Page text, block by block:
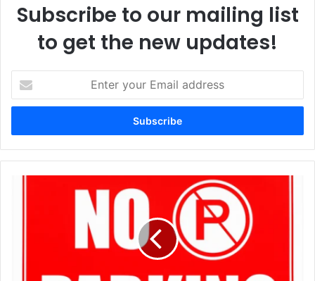
Subscribe to our mailing list
to get the new updates!
your
Email